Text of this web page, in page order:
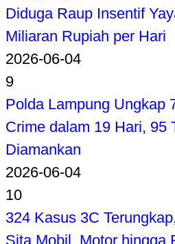
Diduga Raup Insentif
Miliaran Rupiah per Hari
2026-06-04
9
Polda Lampung Ungkap
Crime dalam 19 Hari, 95
Diamankan
2026-06-04
10
324 Kasus 3C
Sita Mobil, Motor hingga